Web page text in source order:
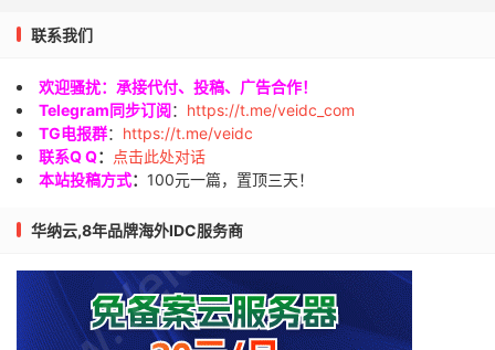
联系我们
欢迎骚扰：承接代付、投稿、广告合作！
Telegram同步订阅： https://t.me/veidc_com
TG电报群： https://t.me/veidc
联系Q Q：
点击此处对话
本站投稿方式： 100元一篇，置顶三天！
华纳云,8年品牌海外IDC服务商